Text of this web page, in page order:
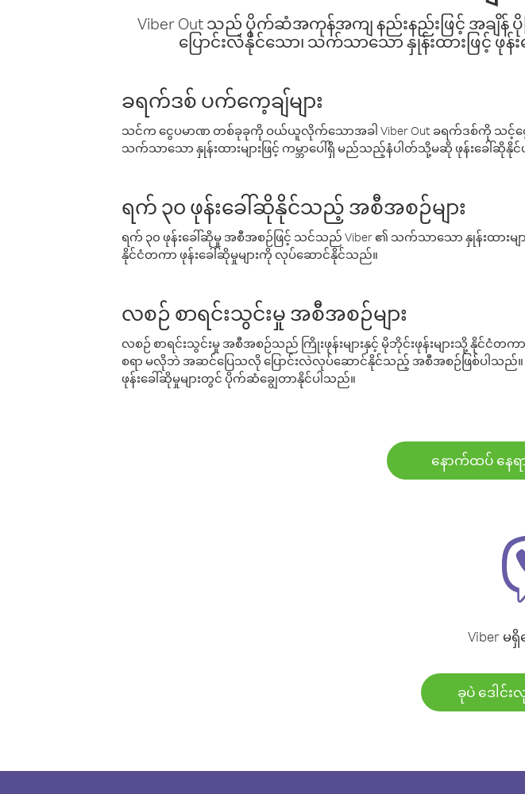
Viber Out သည် ပိုက်ဆံအကုန်အကျ နည်းနည်းဖြင့် အချိန်
ပြောင်းလဲနိုင်သော၊ သက်သာသော နှုန်းထားဖြင့် ဖု
ခရက်ဒစ် ပက်ကေ့ချ်များ
သင်က ငွေပမာဏ တစ်ခုခုကို ဝယ်ယူလိုက်သောအခါ Viber Out ခရက်ဒစ်ကို သ
သက်သာသော နှုန်းထားများဖြင့် ကမ္ဘာပေါ်ရှိ မည်သည့်နံပါတ်သို့မဆို ဖုန်းခေါ်ဆိုနို
ရက် ၃၀ ဖုန်းခေါ်ဆိုနိုင်သည့် အစီအစဉ်များ
ရက် ၃၀ ဖုန်းခေါ်ဆိုမှု အစီအစဉ်ဖြင့် သင်သည် Viber ၏ သက်သာသော နှုန်းထား
နိုင်ငံတကာ ဖုန်းခေါ်ဆိုမှုများကို လုပ်ဆောင်နိုင်သည်။
လစဉ် စာရင်းသွင်းမှု အစီအစဉ်များ
လစဉ် စာရင်းသွင်းမှု အစီအစဉ်သည် ကြိုးဖုန်းများနှင့် မိုဘိုင်းဖုန်းများသို့ နိုင်ငံ
စရာ မလိုဘဲ အဆင်ပြေသလို ပြောင်းလဲလုပ်ဆောင်နိုင်သည့် အစီအစဉ်ဖြစ်ပါသည်။
ဖုန်းခေါ်ဆိုမှုများတွင် ပိုက်ဆံချွေတာနိုင်ပါသည်။
နောက်ထပ် နေရ
Viber မ
ခုပဲ ဒေါင်